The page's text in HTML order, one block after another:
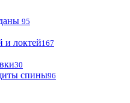
95
и локтей167
30
спины96